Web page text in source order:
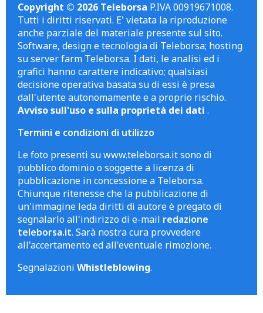
Copyright © 2026 Teleborsa P.IVA 00919671008.
Tutti i diritti riservati. E' vietata la riproduzione
anche parziale del materiale presente sul sito.
Software, design e tecnologia di Teleborsa; hosting
su server farm Teleborsa. I dati, le analisi ed i
grafici hanno carattere indicativo; qualsiasi
decisione operativa basata su di essi è presa
dall'utente autonomamente e a proprio rischio.
Avviso sull'uso e sulla proprietà dei dati .
Termini e condizioni di utilizzo
Le foto presenti su www.teleborsa.it sono di
pubblico dominio o soggette a licenza di
pubblicazione in concessione a Teleborsa.
Chiunque ritenesse che la pubblicazione di
un'immagine leda diritti di autore è pregato di
segnalarlo all'indirizzo di e-mail redazione
teleborsa.it. Sarà nostra cura provvedere
all'accertamento ed all'eventuale rimozione.
Segnalazioni Whistleblowing.